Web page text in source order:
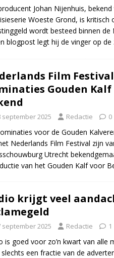
Johan Nijenhuis,
Woeste Grond, is kritisch
wordt besteed binnen de
blogpost legt hij de vinger op de
Film
Gouden Kalf
september 2025 Redactie 0
voor de Gouden
Nederlands Film Festival zijn
Utrecht
van het Gouden Kalf voor
krijgt veel
september 2025 Redactie 1
is goed voor zo’n kwart van alle
een fractie van de